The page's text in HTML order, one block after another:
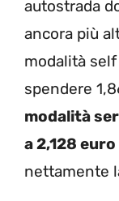
autostrada
ancora più
modalità
spendere
modalità
a 2,128
nettamente